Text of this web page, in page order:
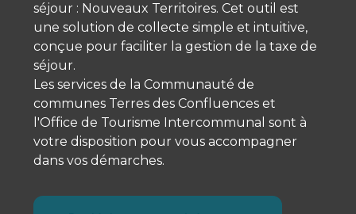
séjour : Nouveaux Territoires. Cet outil est
une solution de collecte simple et intuitive,
conçue pour faciliter la gestion de la taxe de
séjour.
Les services de la Communauté de
communes Terres des Confluences et
l'Office de Tourisme Intercommunal sont à
votre disposition pour vous accompagner
dans vos démarches.